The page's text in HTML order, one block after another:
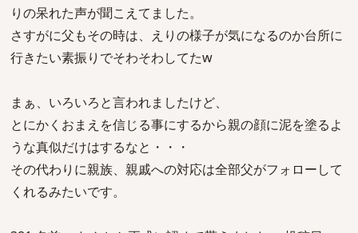
りの呆れた声が聞こえてました。
さすがに父もその時は、えりの様子が気になるのか台所に
行きたい素振りでそわそわしてたw
まぁ、いろいろと言われましたけど、
とにかくおまえを信じる事にするから親の顔に泥を塗るよ
うな真似だけはするなと・・・
その代わりに親族、親戚への対応は全部父がフォローして
くれるみたいです。